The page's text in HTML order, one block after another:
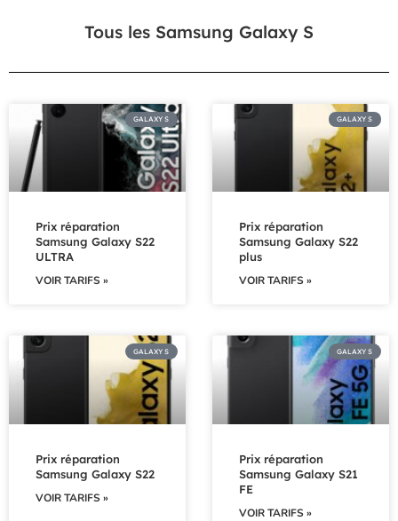
Tous les Samsung Galaxy S
GALAXY S
Prix réparation
Samsung Galaxy S22
ULTRA
VOIR TARIFS »
GALAXY S
Prix réparation
Samsung Galaxy S22
plus
VOIR TARIFS »
GALAXY S
Prix réparation
Samsung Galaxy S22
VOIR TARIFS »
GALAXY S
Prix réparation
Samsung Galaxy S21
FE
VOIR TARIFS »